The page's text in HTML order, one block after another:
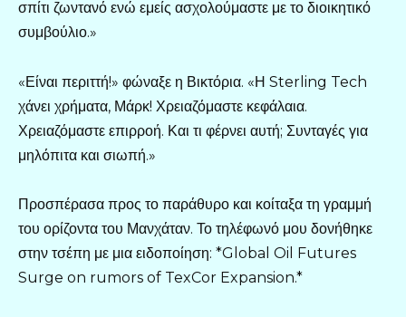
σπίτι ζωντανό ενώ εμείς ασχολούμαστε με το διοικητικό
συμβούλιο.»
«Είναι περιττή!» φώναξε η Βικτόρια. «Η Sterling Tech
χάνει χρήματα, Μάρκ! Χρειαζόμαστε κεφάλαια.
Χρειαζόμαστε επιρροή. Και τι φέρνει αυτή; Συνταγές για
μηλόπιτα και σιωπή.»
Προσπέρασα προς το παράθυρο και κοίταξα τη γραμμή
του ορίζοντα του Μανχάταν. Το τηλέφωνό μου δονήθηκε
στην τσέπη με μια ειδοποίηση: *Global Oil Futures
Surge on rumors of TexCor Expansion.*